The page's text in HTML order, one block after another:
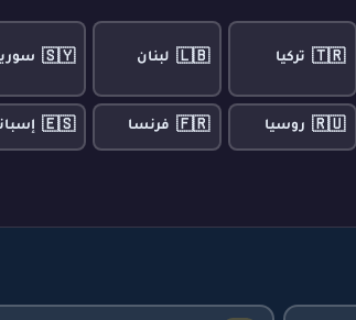
🇹🇷 تركيا 🇱🇧 لبنان 🇸🇾
🇷🇺 روسيا 🇫🇷 فرنسا 🇪🇸